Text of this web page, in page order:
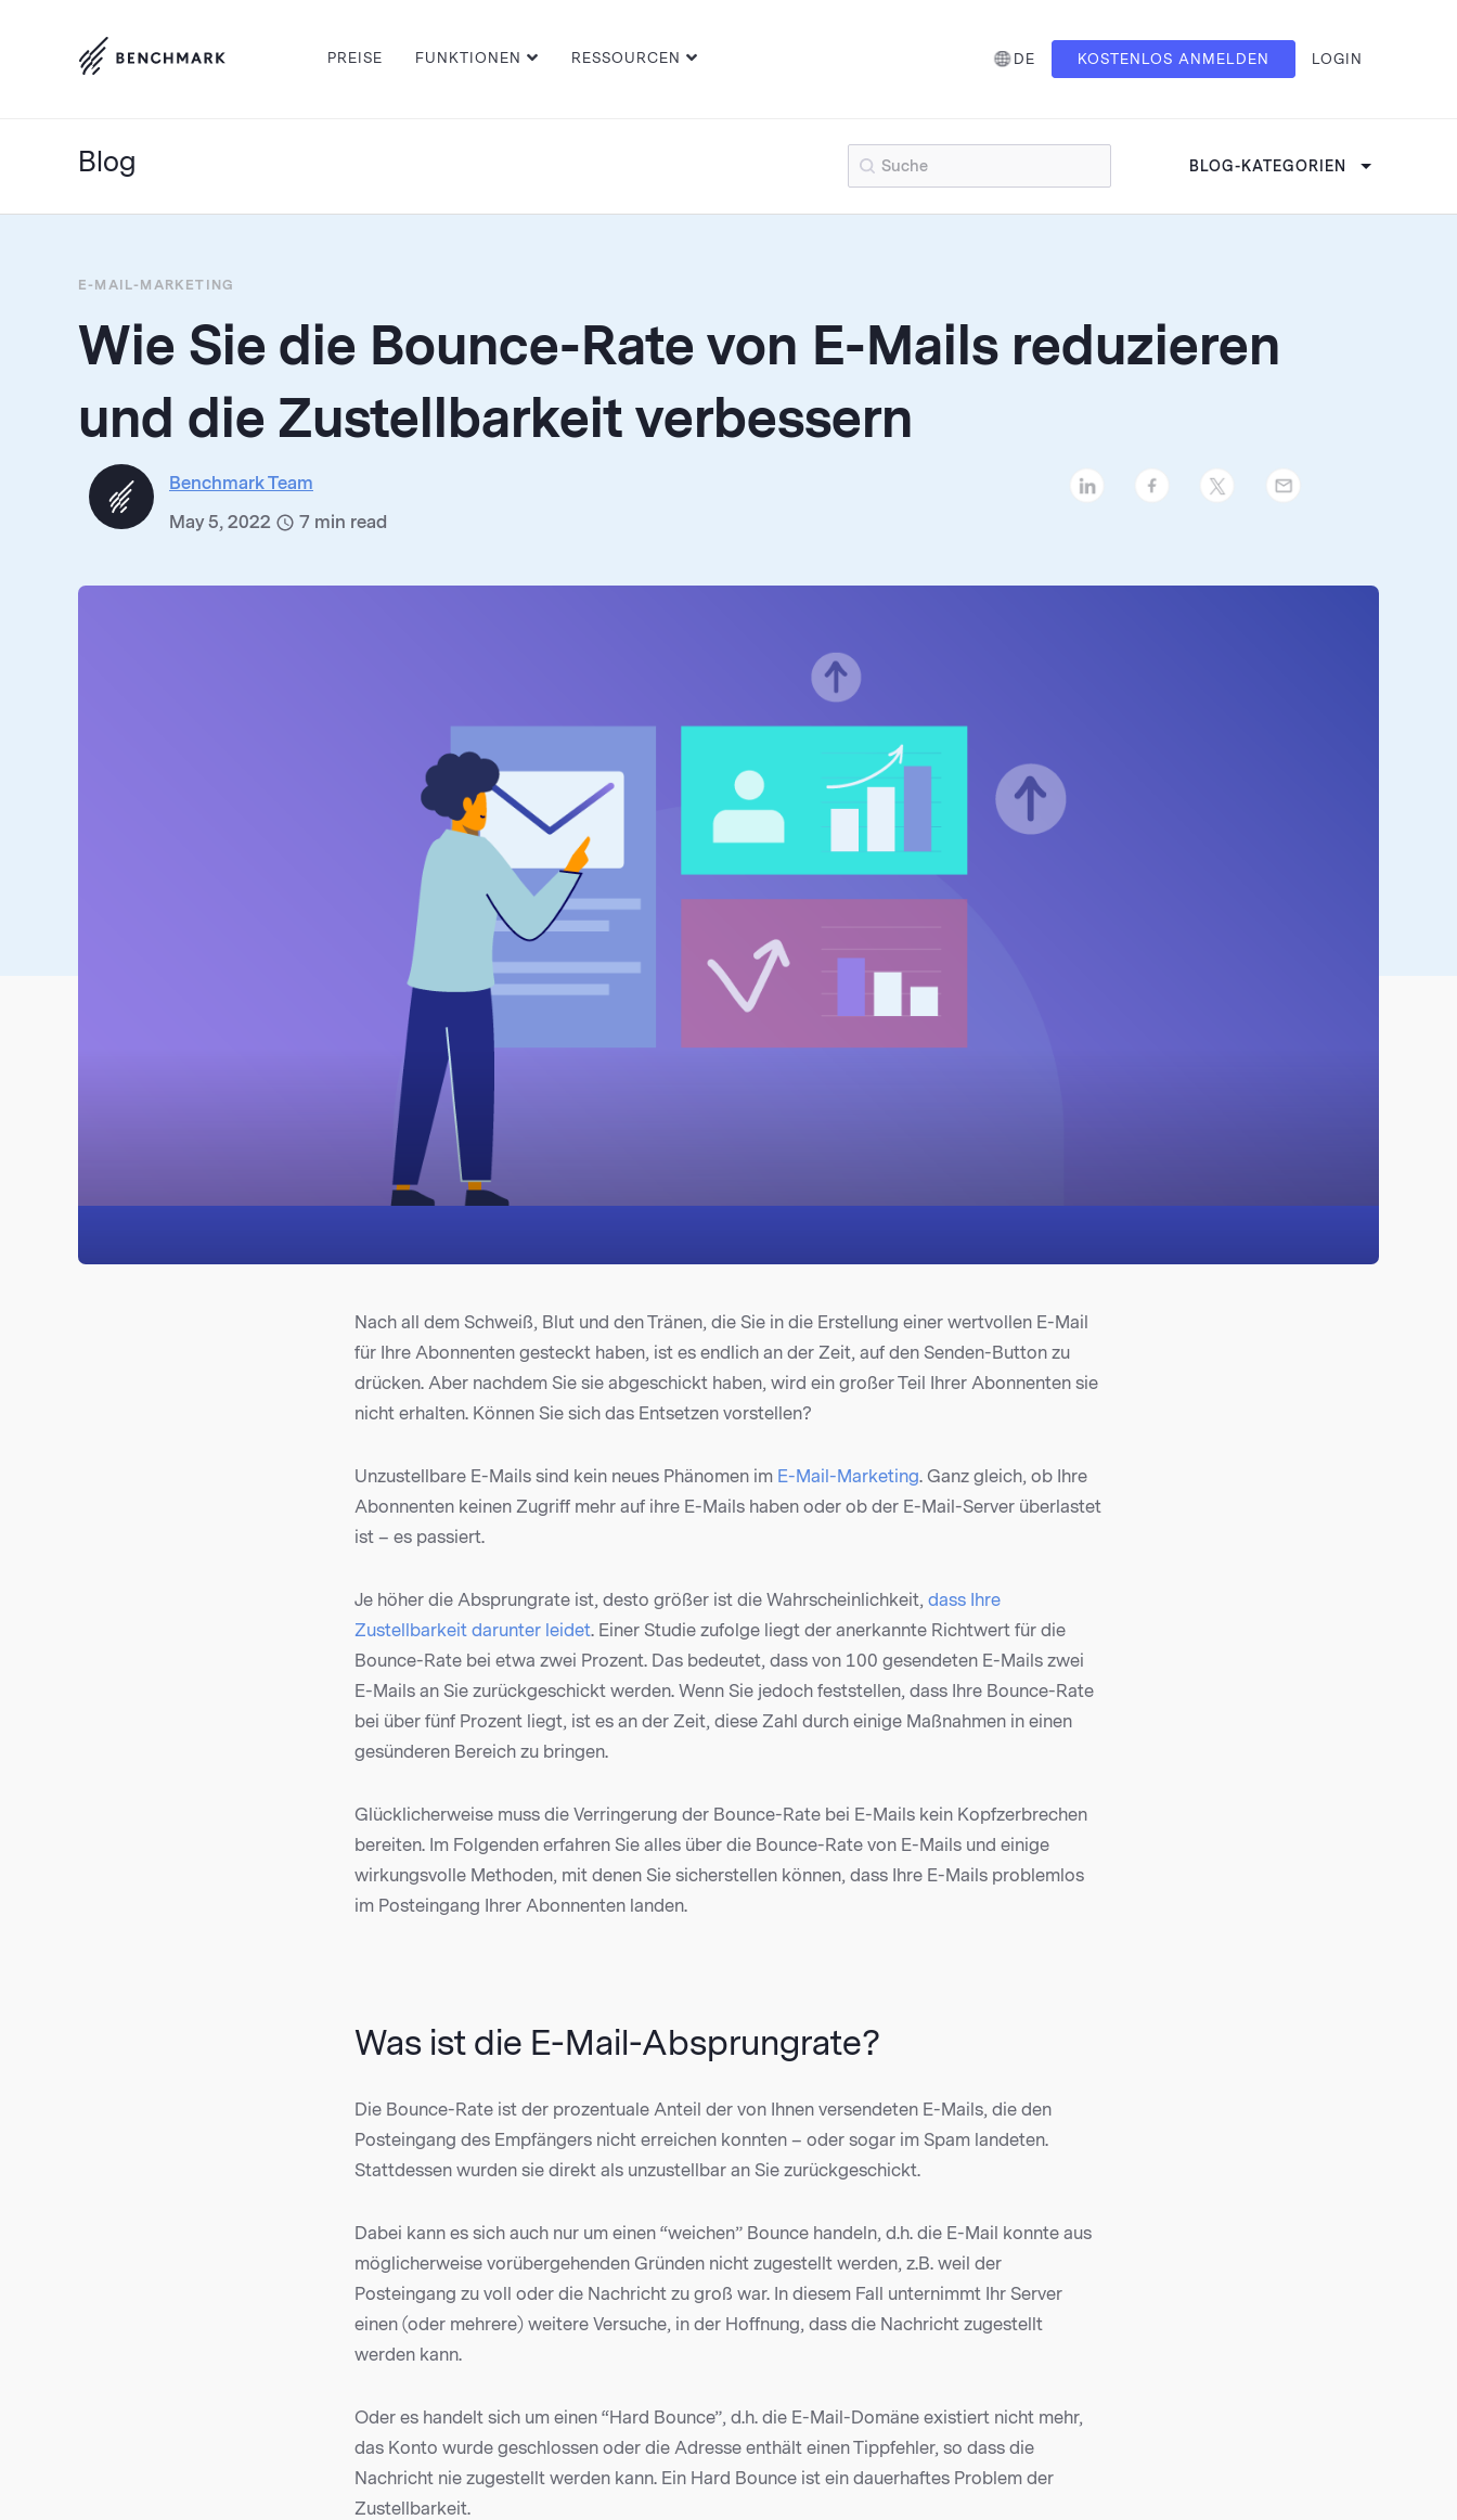
PREISE FUNKTIONEN RESSOURCEN DE KOSTENLOS ANMELDEN LOGIN
Blog BLOG-KATEGORIEN
E-MAIL-MARKETING
Wie Sie die Bounce-Rate von E-Mails reduzieren
und die Zustellbarkeit verbessern
Benchmark Team
May 5, 2022
7 min read
Nach all dem Schweiß, Blut und den Tränen, die Sie in die Erstellung einer wertvollen E-Mail
für Ihre Abonnenten gesteckt haben, ist es endlich an der Zeit, auf den Senden-Button zu
drücken. Aber nachdem Sie sie abgeschickt haben, wird ein großer Teil Ihrer Abonnenten sie
nicht erhalten. Können Sie sich das Entsetzen vorstellen?
Unzustellbare E-Mails sind kein neues Phänomen im E-Mail-Marketing. Ganz gleich, ob Ihre
Abonnenten keinen Zugriff mehr auf ihre E-Mails haben oder ob der E-Mail-Server überlastet
ist – es passiert.
Je höher die Absprungrate ist, desto größer ist die Wahrscheinlichkeit, dass Ihre
Zustellbarkeit darunter leidet. Einer Studie zufolge liegt der anerkannte Richtwert für die
Bounce-Rate bei etwa zwei Prozent. Das bedeutet, dass von 100 gesendeten E-Mails zwei
E-Mails an Sie zurückgeschickt werden. Wenn Sie jedoch feststellen, dass Ihre Bounce-Rate
bei über fünf Prozent liegt, ist es an der Zeit, diese Zahl durch einige Maßnahmen in einen
gesünderen Bereich zu bringen.
Glücklicherweise muss die Verringerung der Bounce-Rate bei E-Mails kein Kopfzerbrechen
bereiten. Im Folgenden erfahren Sie alles über die Bounce-Rate von E-Mails und einige
wirkungsvolle Methoden, mit denen Sie sicherstellen können, dass Ihre E-Mails problemlos
im Posteingang Ihrer Abonnenten landen.
Was ist die E-Mail-Absprungrate?
Die Bounce-Rate ist der prozentuale Anteil der von Ihnen versendeten E-Mails, die den
Posteingang des Empfängers nicht erreichen konnten – oder sogar im Spam landeten.
Stattdessen wurden sie direkt als unzustellbar an Sie zurückgeschickt.
Dabei kann es sich auch nur um einen “weichen” Bounce handeln, d.h. die E-Mail konnte aus
möglicherweise vorübergehenden Gründen nicht zugestellt werden, z.B. weil der
Posteingang zu voll oder die Nachricht zu groß war. In diesem Fall unternimmt Ihr Server
einen (oder mehrere) weitere Versuche, in der Hoffnung, dass die Nachricht zugestellt
werden kann.
Oder es handelt sich um einen “Hard Bounce”, d.h. die E-Mail-Domäne existiert nicht mehr,
das Konto wurde geschlossen oder die Adresse enthält einen Tippfehler, so dass die
Nachricht nie zugestellt werden kann. Ein Hard Bounce ist ein dauerhaftes Problem der
Zustellbarkeit.